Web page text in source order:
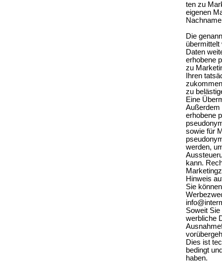
ten zu
eigenen
Die
übermittelt
Daten
erhobene
zu
Ihren
zu
Eine
Außerdem
erhobene
sowie für
werden,
kann.
Hinweis
Sie
Soweit
werbliche
Dies ist
bedingt
haben.